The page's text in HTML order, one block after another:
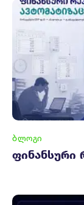
ᲑᲚᲝᲒᲘ
ფინანსური